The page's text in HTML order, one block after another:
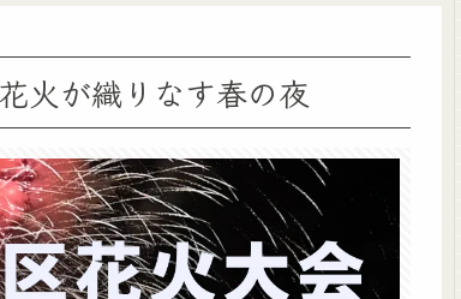
火が織りなす春の夜